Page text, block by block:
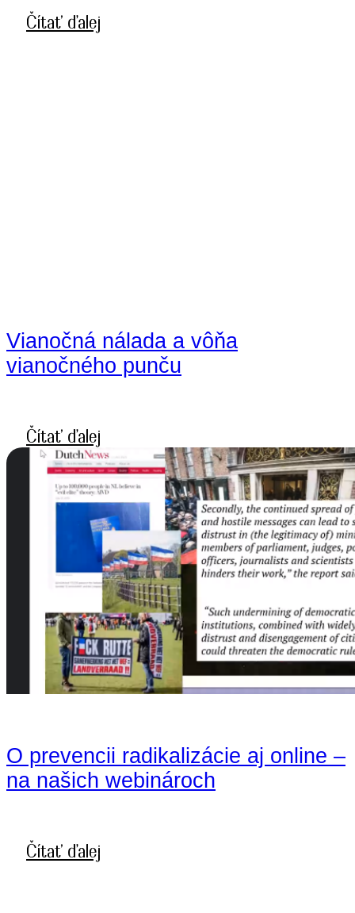
Čítať ďalej
Vianočná nálada a vôňa
vianočného punču
Čítať ďalej
O prevencii radikalizácie aj online –
na našich webinároch
Čítať ďalej